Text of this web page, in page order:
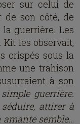
sur celui de
de son côté, de
guerrière. Les
Kit les observait,
crispés sous la
une trahison
à son
guerrière.
attirer à
amante semble…